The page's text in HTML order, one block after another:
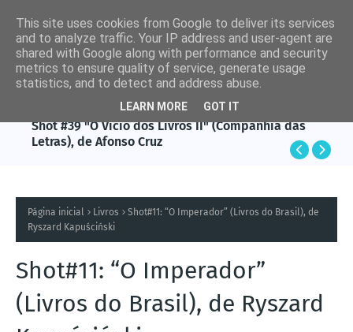
Shot #39 "O Vício dos Livros II" (Companhia das
Letras), de Afonso Cruz
Página inicial Livros
Shot#11: “O Imperador” (Livros do Brasil), de
Ryszard Kapuściński
Shot#11: “O Imperador”
(Livros do Brasil), de Ryszard
This site uses cookies from Google to deliver its services
and to analyze traffic. Your IP address and user-agent are
shared with Google along with performance and security
metrics to ensure quality of service, generate usage
statistics, and to detect and address abuse.
LEARN MORE GOT IT